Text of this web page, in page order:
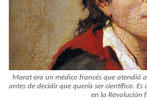
Marat era un médico francés que atendió
antes de decidir que quería ser científico.
en la Revolución